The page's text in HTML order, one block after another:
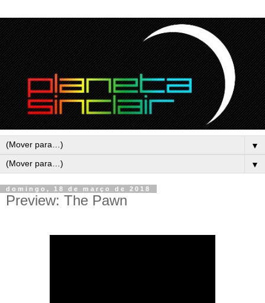
▼
▼
domingo, 18 de março de 2018
Preview: The Pawn